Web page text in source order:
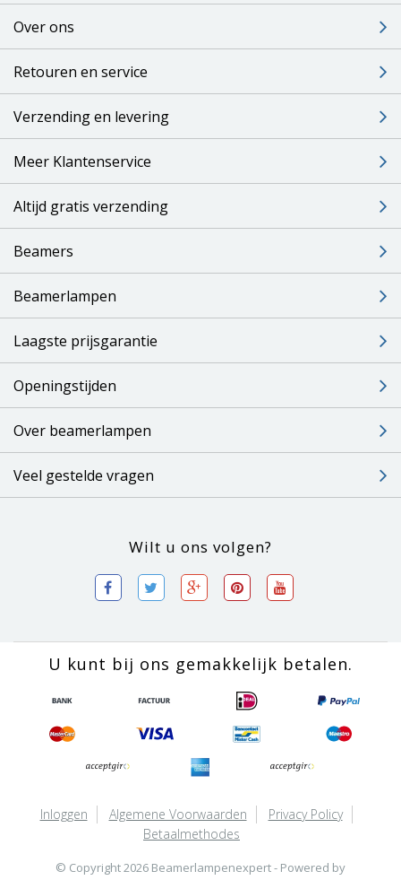
Over ons
Retouren en service
Verzending en levering
Meer Klantenservice
Altijd gratis verzending
Beamers
Beamerlampen
Laagste prijsgarantie
Openingstijden
Over beamerlampen
Veel gestelde vragen
Wilt u ons volgen?
U kunt bij ons gemakkelijk betalen.
Inloggen Algemene Voorwaarden
Privacy Policy
Betaalmethodes
© Copyright 2026 Beamerlampenexpert - Powered by